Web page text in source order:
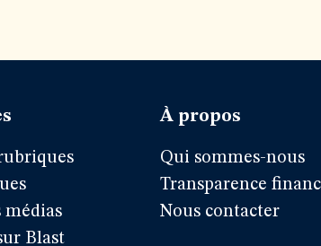
médias
Blast
À propos
Qui sommes-nous
Transparence
Nous contacter